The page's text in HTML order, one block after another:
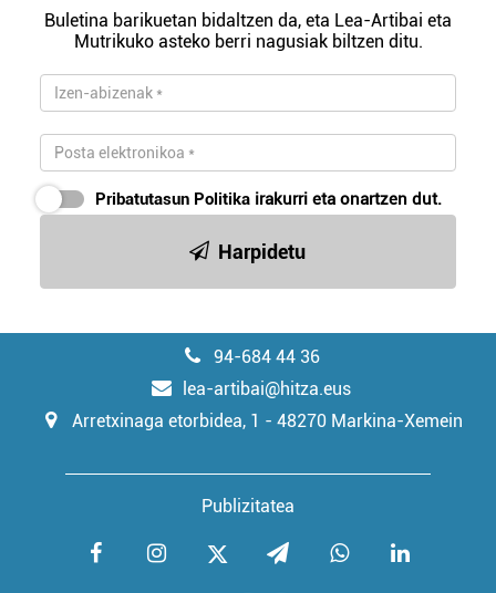
Buletina barikuetan bidaltzen da, eta Lea-Artibai eta
Mutrikuko asteko berri nagusiak biltzen ditu.
Pribatutasun Politika irakurri eta onartzen dut.
Harpidetu
94-684 44 36
lea-artibai@hitza.eus
Arretxinaga etorbidea, 1 - 48270 Markina-Xemein
Publizitatea